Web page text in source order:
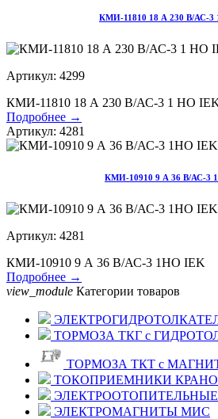
КМИ-11810 18 А 230 В/АС-3
Артикул: 4299
КМИ-11810 18 А 230 В/АС-3 1 НО
Подробнее →
Артикул: 4281
КМИ-10910 9 А 36 В/АС-3
Артикул: 4281
КМИ-10910 9 А 36 В/АС-3 1НО IEK
Подробнее →
view_module Категории товаров
ТОРМОЗА ТКГ с
ТОРМОЗА ТКТ с
ТОКОПРИЕМНИКИ
ЭЛЕКТРОМАГНИТЫ МИС